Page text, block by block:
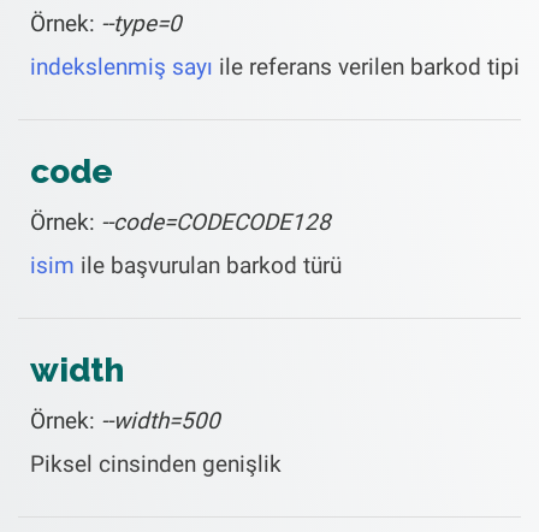
Örnek: --type=0
indekslenmiş sayı ile referans verilen barkod tipi
code
Örnek: --code=CODECODE128
isim ile başvurulan barkod türü
width
Örnek: --width=500
Piksel cinsinden genişlik